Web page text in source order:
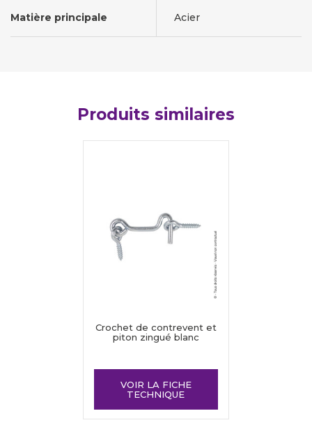
Matière principale Acier
Produits similaires
Crochet de contrevent et
piton zingué blanc
VOIR LA FICHE
TECHNIQUE